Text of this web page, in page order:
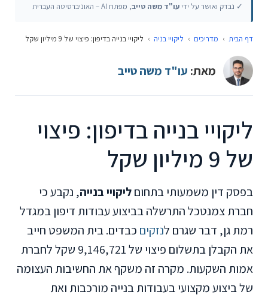
✓ נבדק ואושר על ידי עו"ד משה טייב, מפתח AI – האוניברסיטה העברית
דף הבית › מדריכים › ליקויי בניה › ליקויי בנייה בדיפון: פיצוי של 9 מיליון שקל
מאת: עו"ד משה טייב
ליקויי בנייה בדיפון: פיצוי
של 9 מיליון שקל
בפסק דין משמעותי בתחוםליקויי בנייה, נקבע כי
חברת צמנטכל התרשלה בביצוע עבודות דיפון במגדל
רמת גן, דבר שגרם לנזקים כבדים. בית המשפט חייב
את הקבלן בתשלום פיצוי של 9,146,721 שקל לחברת
אמות השקעות. מקרה זה משקף את החשיבות העצומה
של ביצוע מקצועי בעבודות בנייה מורכבות ואת